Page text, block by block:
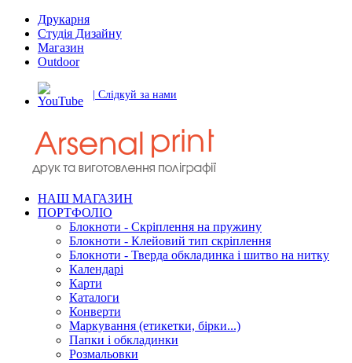
Друкарня
Студія Дизайну
Магазин
Outdoor
| Слідкуй за нами
НАШ МАГАЗИН
ПОРТФОЛІО
Блокноти - Скріплення на пружину
Блокноти - Клейовий тип скріплення
Блокноти - Тверда обкладинка і шитво на нитку
Календарі
Карти
Каталоги
Конверти
Маркування (етикетки, бірки...)
Папки і обкладинки
Розмальовки